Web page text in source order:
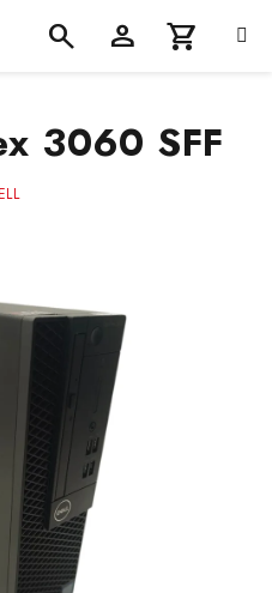
košík
3060 SFF